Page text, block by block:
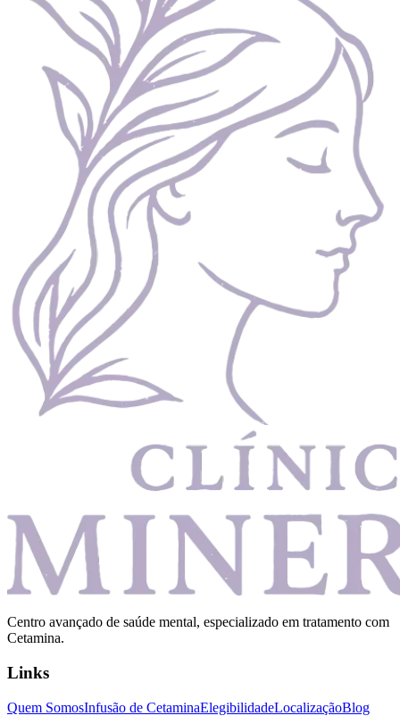
Centro avançado de saúde mental, especializado em tratamento com
Cetamina.
Links
Quem SomosInfusão de CetaminaElegibilidadeLocalizaçãoBlog